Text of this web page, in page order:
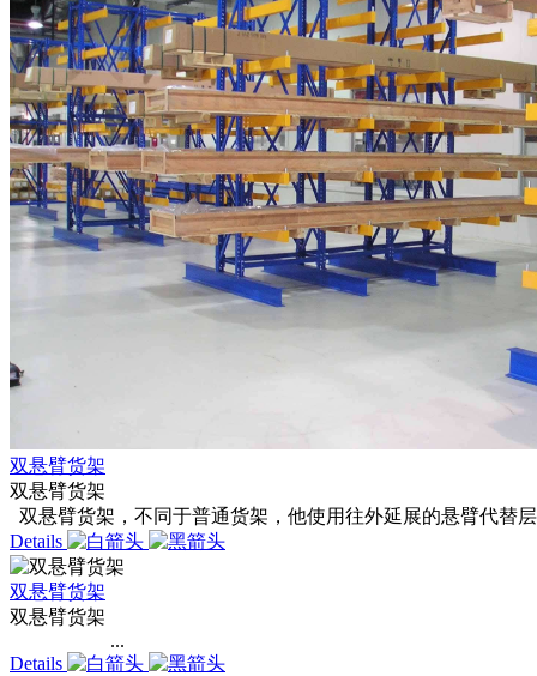
双悬臂货架
双悬臂货架
双悬臂货架，不同于普通货架，他使用往外延展的悬臂代替
Details
双悬臂货架
双悬臂货架
...
Details